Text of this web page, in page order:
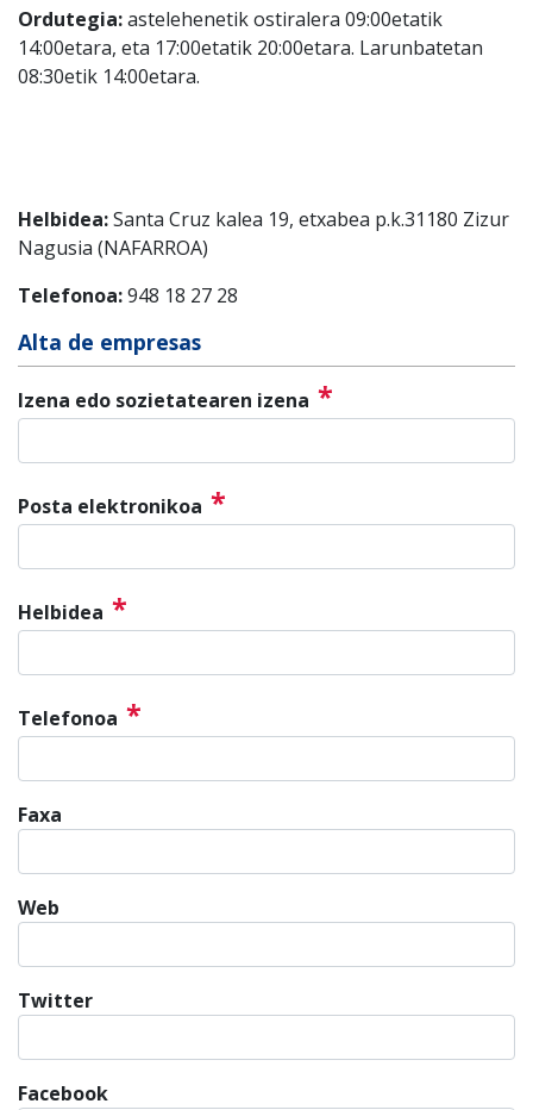
Ordutegia:astelehenetik ostiralera 09:00etatik
14:00etara, eta 17:00etatik 20:00etara. Larunbatetan
08:30etik 14:00etara.
Helbidea:Santa Cruz kalea 19, etxabea p.k.31180 Zizur
Nagusia (NAFARROA)
Telefonoa:948 18 27 28
Alta de empresas
Izena edo sozietatearen izena *
Posta elektronikoa *
Helbidea *
Telefonoa *
Faxa
Web
Twitter
Facebook